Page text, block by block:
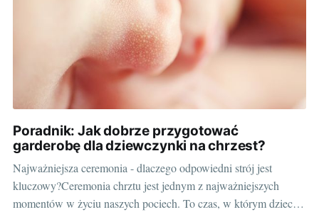
Poradnik: Jak dobrze przygotować
garderobę dla dziewczynki na chrzest?
Najważniejsza ceremonia - dlaczego odpowiedni strój jest
kluczowy?Ceremonia chrztu jest jednym z najważniejszych
momentów w życiu naszych pociech. To czas, w którym dziecko